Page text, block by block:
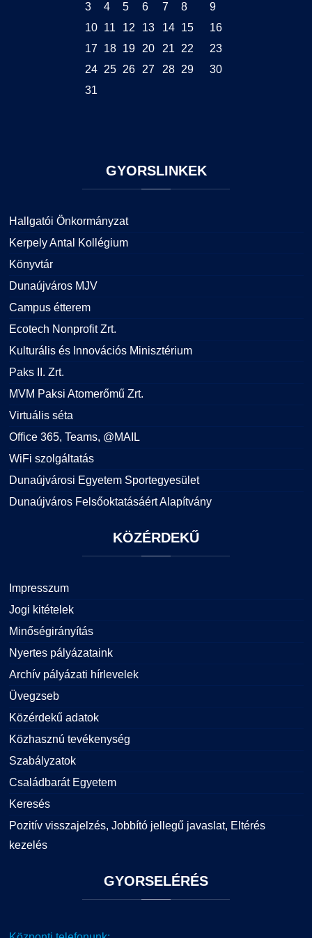
3
4 5 6 7 8
9
10
11 12 13 14 15
16
17
18 19 20 21 22
23
24
25 26 27 28 29
30
31
GYORSLINKEK
Hallgatói Önkormányzat
Kerpely Antal Kollégium
Könyvtár
Dunaújváros MJV
Campus étterem
Ecotech Nonprofit Zrt.
Kulturális és Innovációs Minisztérium
Paks II. Zrt.
MVM Paksi Atomerőmű Zrt.
Virtuális séta
Office 365, Teams, @MAIL
WiFi szolgáltatás
Dunaújvárosi Egyetem Sportegyesület
Dunaújváros Felsőoktatásáért Alapítvány
KÖZÉRDEKŰ
Impresszum
Jogi kitételek
Minőségirányítás
Nyertes pályázataink
Archív pályázati hírlevelek
Üvegzseb
Közérdekű adatok
Közhasznú tevékenység
Szabályzatok
Családbarát Egyetem
Keresés
Pozitív visszajelzés, Jobbító jellegű javaslat, Eltérés
kezelés
GYORSELÉRÉS